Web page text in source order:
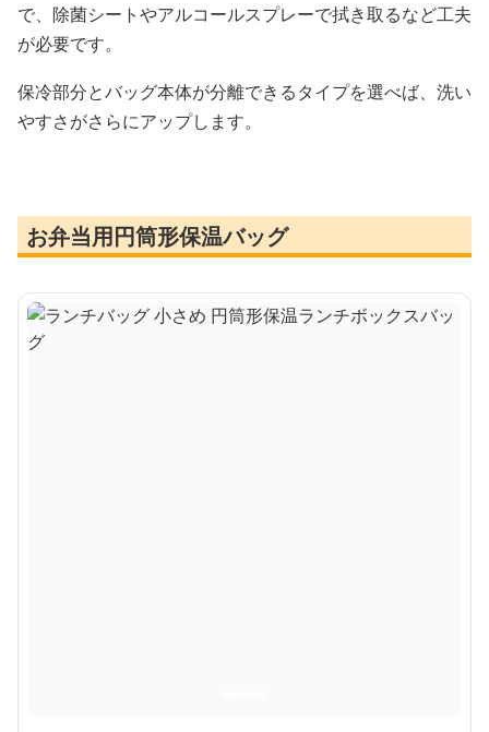
で、除菌シートやアルコールスプレーで拭き取るなど工夫
が必要です。
保冷部分とバッグ本体が分離できるタイプを選べば、洗い
やすさがさらにアップします。
お弁当用円筒形保温バッグ